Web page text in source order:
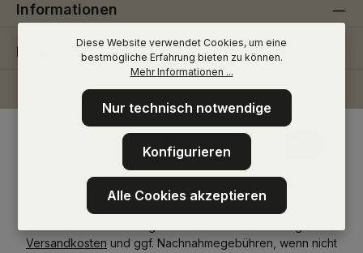
Informationen
Folge uns
Versandkosten und ggf. Nachnahmegebühren, wenn nicht
Diese Website verwendet Cookies, um eine
bestmögliche Erfahrung bieten zu können.
Mehr Informationen ...
Nur technisch notwendige
Konfigurieren
Alle Cookies akzeptieren